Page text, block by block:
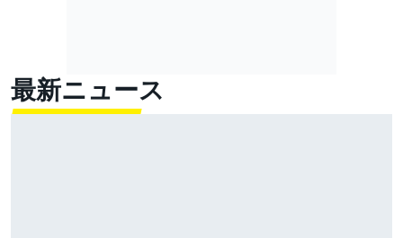
最新ニュース